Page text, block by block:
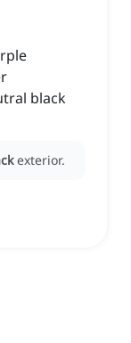
black
exterior.